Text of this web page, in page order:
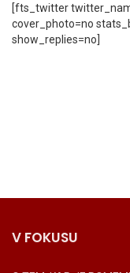
[fts_twitter
cover_photo=no
show_replies=no]
V FOKUSU